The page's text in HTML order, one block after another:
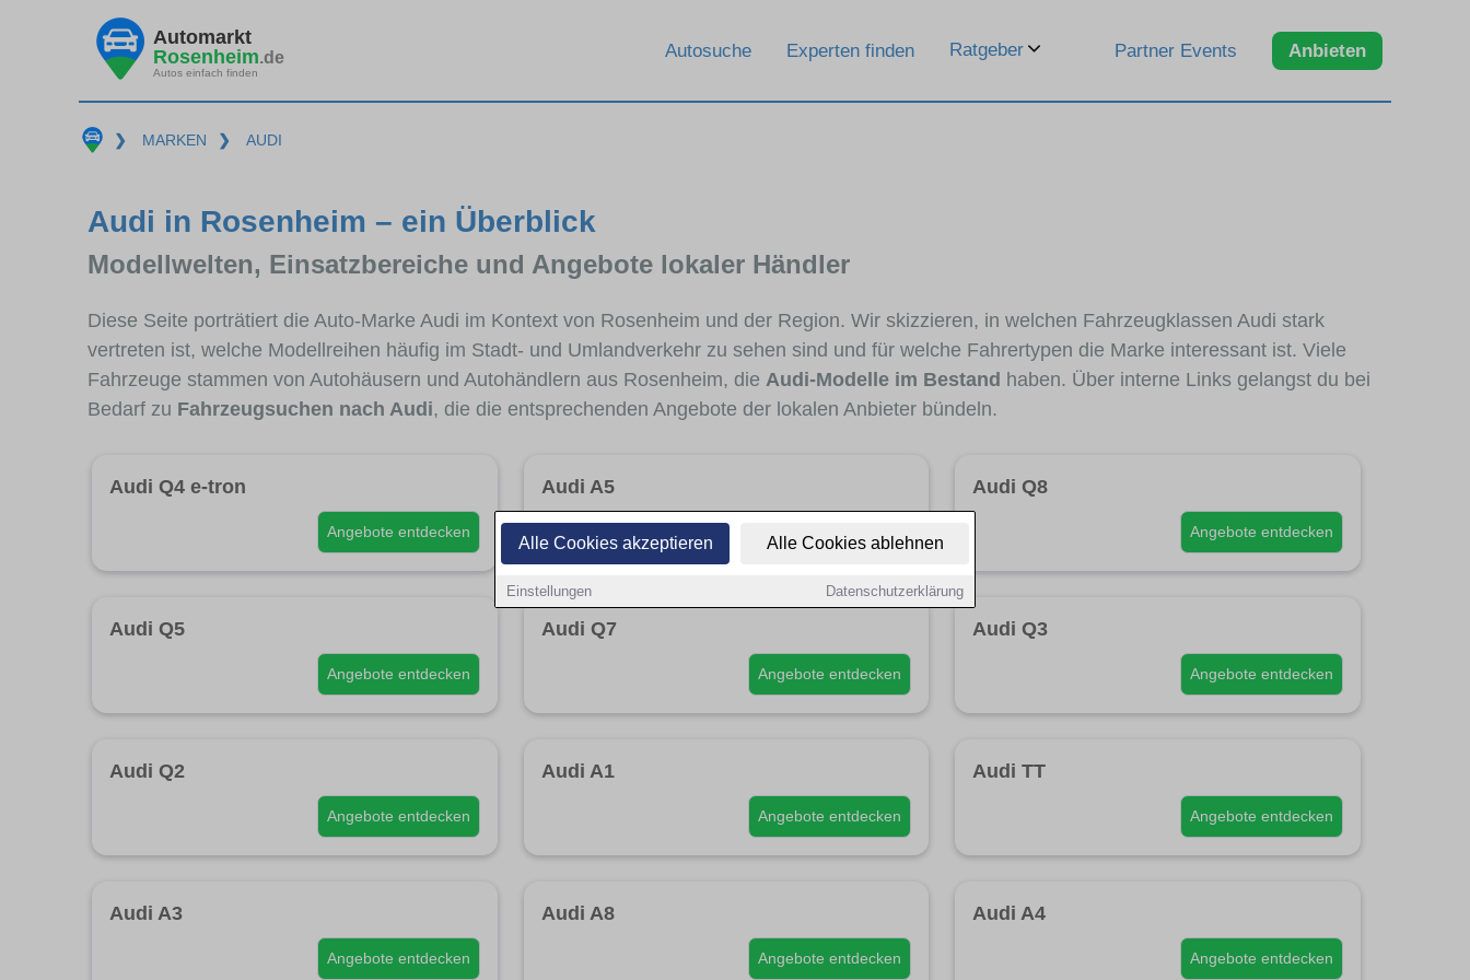
Alle Cookies akzeptieren Alle Cookies ablehnen
Einstellungen Datenschutzerklärung
Automarkt
Rosenheim.de
Autos einfach finden
Autosuche Experten finden Ratgeber Partner Events Anbieten
❯ MARKEN ❯ AUDI
Audi in Rosenheim – ein Überblick
Modellwelten, Einsatzbereiche und Angebote lokaler Händler
Diese Seite porträtiert die Auto-Marke Audi im Kontext von Rosenheim und der Region. Wir skizzieren, in welchen Fahrzeugklassen Audi stark
vertreten ist, welche Modellreihen häufig im Stadt- und Umlandverkehr zu sehen sind und für welche Fahrertypen die Marke interessant ist. Viele
Fahrzeuge stammen von Autohäusern und Autohändlern aus Rosenheim, die Audi-Modelle im Bestand haben. Über interne Links gelangst du bei
Bedarf zu Fahrzeugsuchen nach Audi, die die entsprechenden Angebote der lokalen Anbieter bündeln.
Audi Q4 e-tron
Angebote entdecken
Audi A5 Audi Q8
Angebote entdecken
Audi Q5
Angebote entdecken
Audi Q7
Angebote entdecken
Audi Q3
Angebote entdecken
Audi Q2
Angebote entdecken
Audi A1
Angebote entdecken
Audi TT
Angebote entdecken
Audi A3
Angebote entdecken
Audi A8
Angebote entdecken
Audi A4
Angebote entdecken